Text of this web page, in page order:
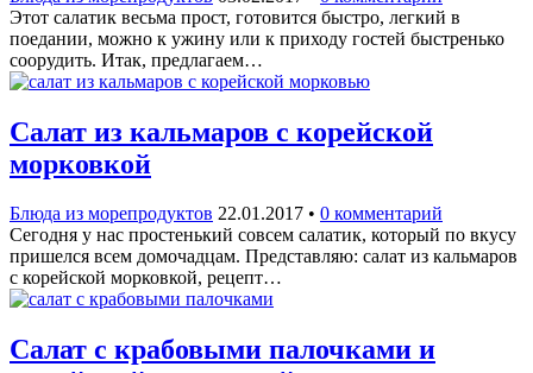
Этот салатик весьма прост, готовится быстро, легкий в
поедании, можно к ужину или к приходу гостей быстренько
соорудить. Итак, предлагаем…
Салат из кальмаров с корейской
морковкой
Блюда из морепродуктов 22.01.2017 • 0 комментарий
Сегодня у нас простенький совсем салатик, который по вкусу
пришелся всем домочадцам. Представляю: салат из кальмаров
с корейской морковкой, рецепт…
Салат с крабовыми палочками и